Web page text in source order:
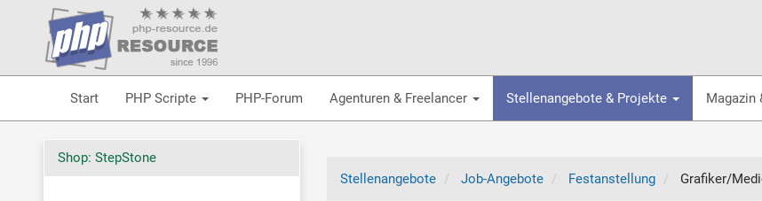
Start PHP Scripte PHP-Forum Agenturen & Freelancer Stellenangebote & Projekte Magazin
Stellenangebote Job-Angebote Festanstellung Grafiker/
Shop: StepStone